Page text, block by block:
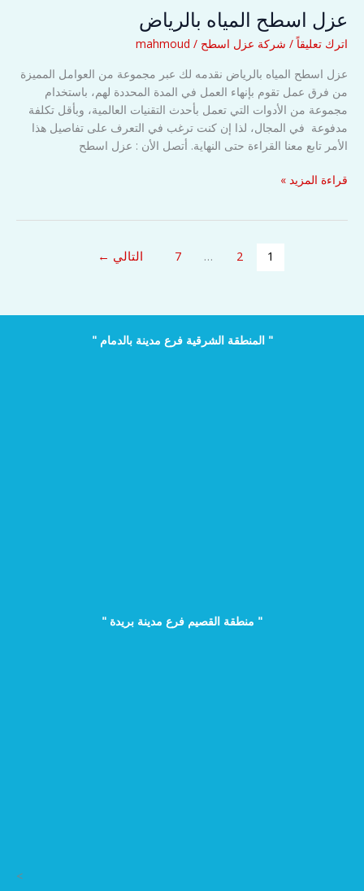
اختيارك
الأمثل
عزل اسطح المياه بالرياض
اترك تعليقاً / شركة عزل اسطح /
mahmoud
عزل اسطح المياه بالرياض نقدمه لك عبر مجموعة من العوامل المميزة
من فرق عمل تقوم بإنهاء العمل في المدة المحددة لهم، باستخدام
مجموعة من الأدوات التي تعمل بأحدث التقنيات العالمية، وبأقل تكلفة
مدفوعة في المجال، لذا إن كنت ترغب في التعرف على تفاصيل هذا
الأمر تابع معنا القراءة حتى النهاية. أتصل الأن : عزل اسطح
عزل
قراءة المزيد »
1
2
…
7 التالي ←
" المنطقة الشرقية فرع مدينة بالدمام "
" منطقة القصيم فرع مدينة بريدة "
>